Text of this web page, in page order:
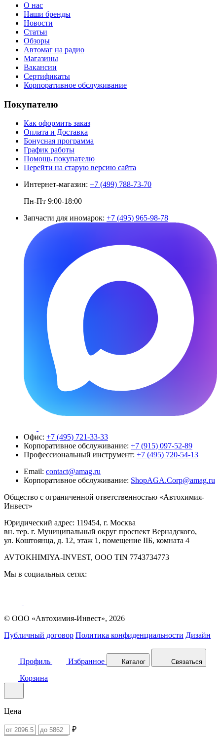
О нас
Наши бренды
Новости
Статьи
Обзоры
Автомаг на радио
Магазины
Вакансии
Сертификаты
Корпоративное обслуживание
Покупателю
Как оформить заказ
Оплата и Доставка
Бонусная программа
График работы
Помощь покупателю
Перейти на старую версию сайта
Интернет-магазин: +7 (499) 788-73-70
Пн-Пт 9:00-18:00
Запчасти для иномарок: +7 (495) 965-98-78
Офис: +7 (495) 721-33-33
Корпоративное обслуживание: +7 (915) 097-52-89
Профессиональный инструмент: +7 (495) 720-54-13
Email: contact@amag.ru
Корпоративное обслуживание: ShopAGA.Corp@amag.ru
Общество с ограниченной ответственностью «Автохимия-
Инвест»
Юридический адрес: 119454, г. Москва
вн. тер. г. Муниципальный округ проспект Вернадского,
ул. Коштоянца, д. 12, этаж 1, помещение IIБ, комната 4
AVTOKHIMIYA-INVEST, OOO TIN 7743734773
Мы в социальных сетях:
© ООО «Автохимия-Инвест», 2026
Публичный договор Политика конфиденциальности Дизайн
Профиль Избранное Каталог Связаться
Корзина
Цена
₽